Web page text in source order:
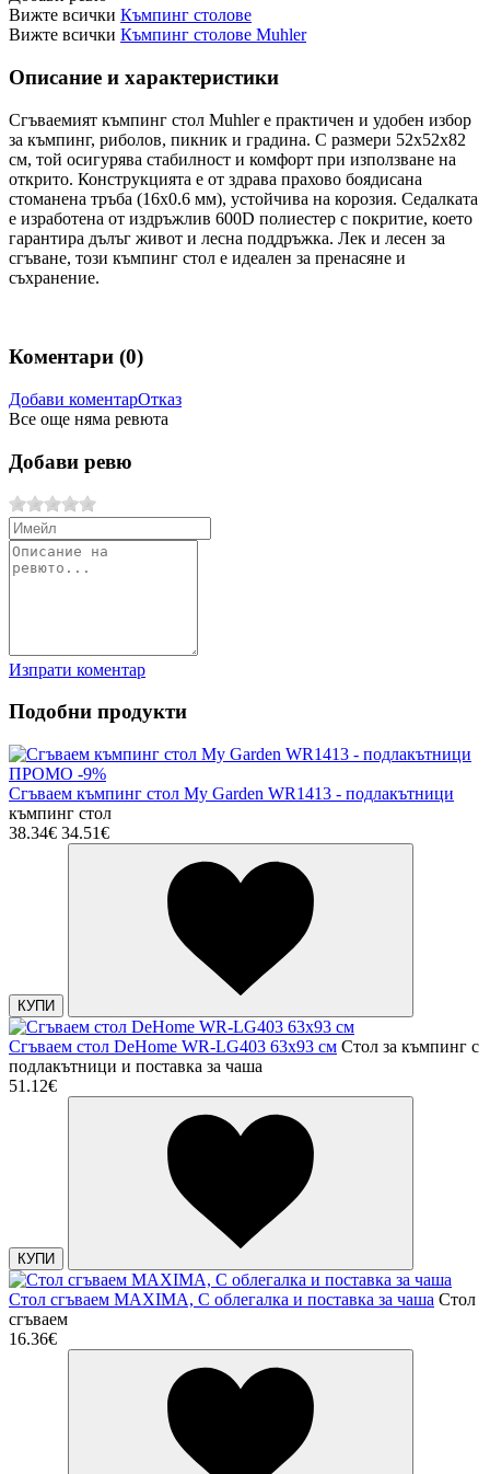
Вижте всички Къмпинг столове
Вижте всички Къмпинг столове Muhler
Описание и характеристики
Сгъваемият къмпинг стол Muhler е практичен и удобен избор
за къмпинг, риболов, пикник и градина. С размери 52x52x82
см, той осигурява стабилност и комфорт при използване на
открито. Конструкцията е от здрава прахово боядисана
стоманена тръба (16x0.6 мм), устойчива на корозия. Седалката
е изработена от издръжлив 600D полиестер с покритие, което
гарантира дълъг живот и лесна поддръжка. Лек и лесен за
сгъване, този къмпинг стол е идеален за пренасяне и
съхранение.
Коментари (0)
Добави коментарОтказ
Все още няма ревюта
Добави ревю
Изпрати коментар
Подобни продукти
ПРОМО -9%
Сгъваем къмпинг стол My Garden WR1413 - подлакътници
къмпинг стол
38.34€ 34.51€
КУПИ
Сгъваем стол DeHome WR-LG403 63x93 см Стол за къмпинг с
подлакътници и поставка за чаша
51.12€
КУПИ
Стол сгъваем MAXIMA, С облегалка и поставка за чаша Стол
сгъваем
16.36€